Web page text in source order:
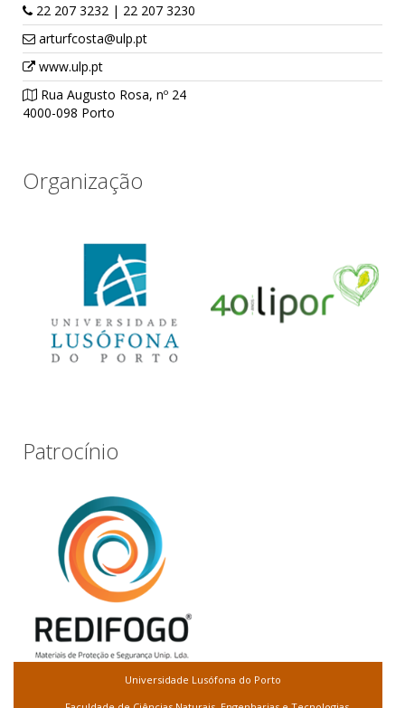
22 207 3232 | 22 207 3230
arturfcosta@ulp.pt
www.ulp.pt
Rua Augusto Rosa, nº 24
4000-098 Porto
Organização
Patrocínio
Universidade Lusófona do Porto